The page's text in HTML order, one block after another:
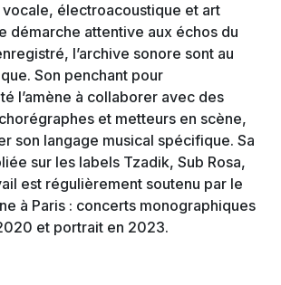
électroacoustique et art
démarche attentive aux échos du
l’archive sonore sont au
Son penchant pour
l’amène à collaborer avec des
et metteurs en scène,
son langage musical spécifique. Sa
sur les labels Tzadik, Sub Rosa,
est régulièrement soutenu par le
à Paris : concerts monographiques
et portrait en 2023.